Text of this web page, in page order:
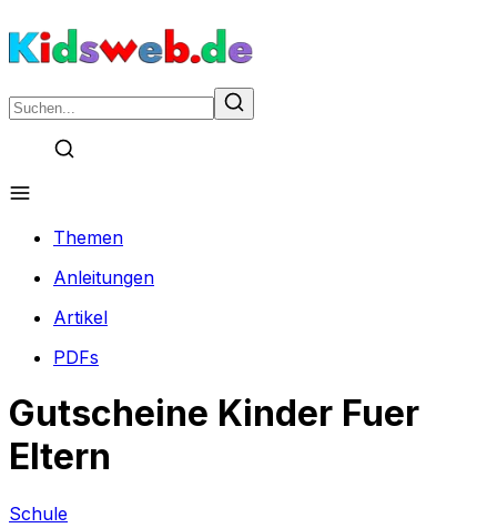
Themen
Anleitungen
Artikel
PDFs
Gutscheine Kinder Fuer
Eltern
Schule